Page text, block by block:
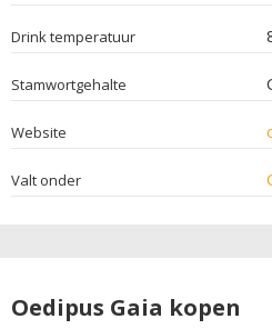
Drink temperatuur
Stamwortgehalte
Website
Valt onder
Oedipus Gaia kopen